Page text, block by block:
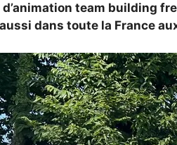
team building
dans toute la France